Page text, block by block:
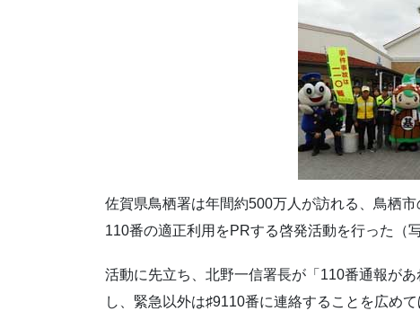
佐賀県鳥栖署は年間約500万人が訪れる、鳥栖
110番の適正利用をPRする啓発活動を行った（写
活動に先立ち、北野一信署長が「110番通報が
し、緊急以外は♯9110番に連絡することを広め